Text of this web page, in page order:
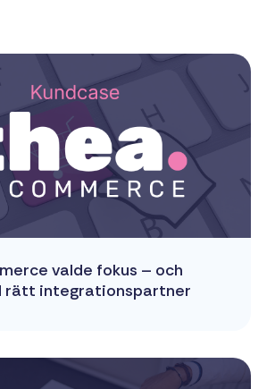
valde fokus – och
rätt integrationspartner